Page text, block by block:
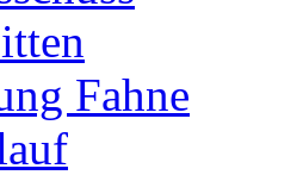
Fahne